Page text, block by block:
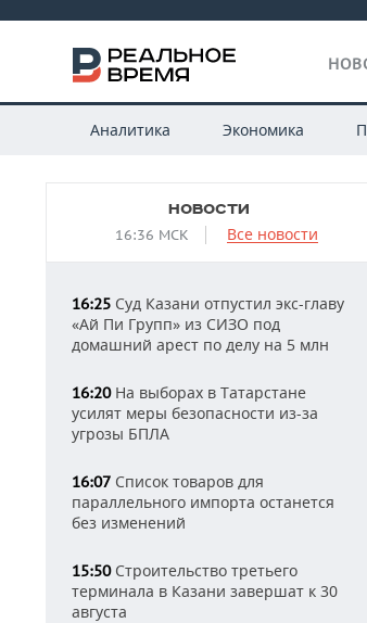
Аналитика Экономика
НОВОСТИ
16:36 МСК Все новости
16:25 Суд Казани отпустил экс-главу
«Ай Пи Групп» из СИЗО под
домашний арест по делу на 5 млн
16:20На выборах в Татарстане
усилят меры безопасности из-за
угрозы БПЛА
16:07 Список товаров для
параллельного импорта останется
без изменений
15:50Строительство третьего
терминала в Казани завершат к 30
августа